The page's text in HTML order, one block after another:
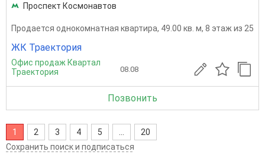
Проспект Космонавтов
Продается однокомнатная квартира, 49.00 кв. м, 8 этаж из 25
ЖК Траектория
Офис продаж Квартал
Траектория
08.08
Позвонить
1 2 3 4 5
20
Сохранить поиск и подписаться